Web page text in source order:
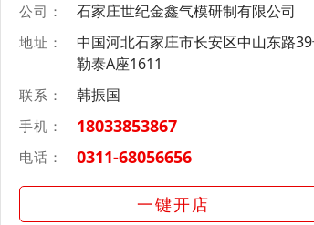
公司： 石家庄世纪金鑫气模研制有限公司
地址：
中国河北石家庄市长安区中山东路
勒泰A座1611
联系： 韩振国
手机： 18033853867
电话： 0311-68056656
一键开店